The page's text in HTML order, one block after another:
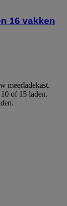
16 vakken
meerladekast.
of 15 laden.